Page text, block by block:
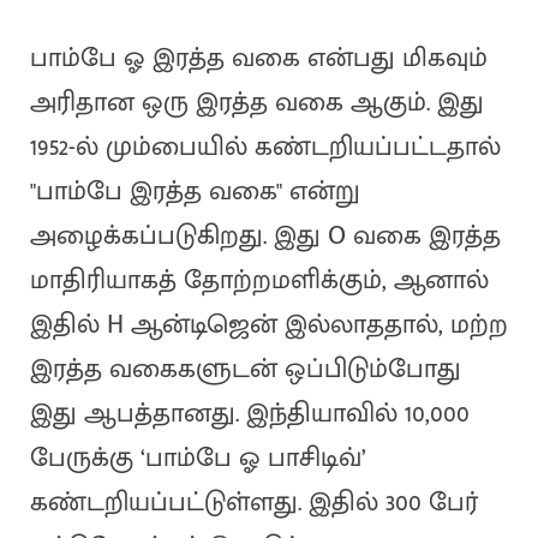
பாம்பே ஓ இரத்த வகை என்பது மிகவும்
அரிதான ஒரு இரத்த வகை ஆகும். இது
1952-ல் மும்பையில் கண்டறியப்பட்டதால்
"பாம்பே இரத்த வகை" என்று
அழைக்கப்படுகிறது. இது O வகை இரத்த
மாதிரியாகத் தோற்றமளிக்கும், ஆனால்
இதில் H ஆன்டிஜென் இல்லாததால், மற்ற
இரத்த வகைகளுடன் ஒப்பிடும்போது
இது ஆபத்தானது. இந்தியாவில் 10,000
பேருக்கு ‘பாம்பே ஓ பாசிடிவ்’
கண்டறியப்பட்டுள்ளது. இதில் 300 பேர்